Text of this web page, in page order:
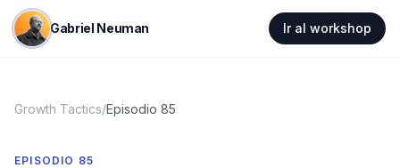
Gabriel Neuman Ir al workshop
Growth Tactics/Episodio 85
EPISODIO 85